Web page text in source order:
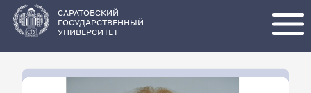
основному
содержанию
САРАТОВСКИЙ
ГОСУДАРСТВЕННЫЙ
УНИВЕРСИТЕТ